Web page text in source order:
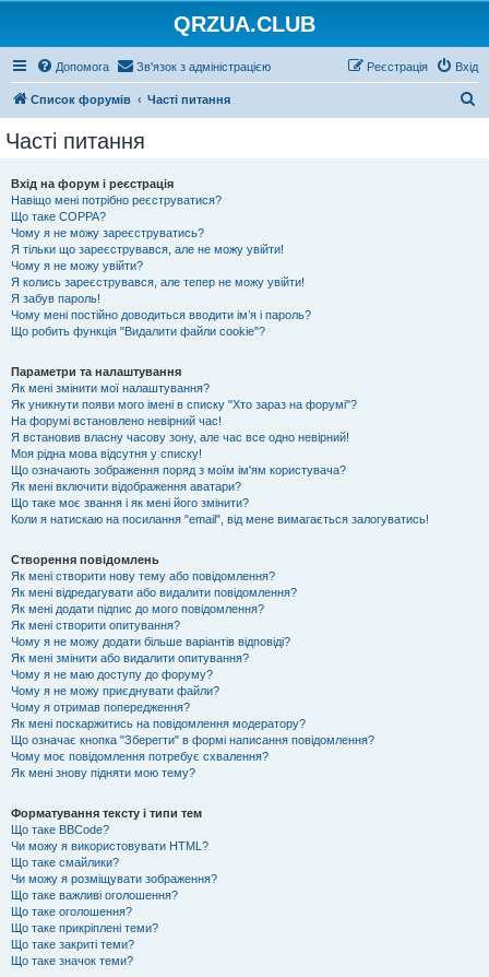
QRZUA.CLUB
Допомога Зв'язок з адміністрацією Вхід
Реєстрація
Список форумів Часті питання
Часті питання
Вхід на форум і реєстрація
Навіщо мені потрібно реєструватися?
Що таке COPPA?
Чому я не можу зареєструватись?
Я тільки що зареєструвався, але не можу увійти!
Чому я не можу увійти?
Я колись зареєструвався, але тепер не можу увійти!
Я забув пароль!
Чому мені постійно доводиться вводити ім’я і пароль?
Що робить функція "Видалити файли cookie"?
Параметри та налаштування
Як мені змінити мої налаштування?
Як уникнути появи мого імені в списку "Хто зараз на форумі"?
На форумі встановлено невірний час!
Я встановив власну часову зону, але час все одно невірний!
Моя рідна мова відсутня у списку!
Що означають зображення поряд з моїм ім'ям користувача?
Як мені включити відображення аватари?
Що таке моє звання і як мені його змінити?
Коли я натискаю на посилання "email", від мене вимагається залогуватись!
Створення повідомлень
Як мені створити нову тему або повідомлення?
Як мені відредагувати або видалити повідомлення?
Як мені додати підпис до мого повідомлення?
Як мені створити опитування?
Чому я не можу додати більше варіантів відповіді?
Як мені змінити або видалити опитування?
Чому я не маю доступу до форуму?
Чому я не можу приєднувати файли?
Чому я отримав попередження?
Як мені поскаржитись на повідомлення модератору?
Що означає кнопка "Зберегти" в формі написання повідомлення?
Чому моє повідомлення потребує схвалення?
Як мені знову підняти мою тему?
Форматування тексту і типи тем
Що таке BBCode?
Чи можу я використовувати HTML?
Що таке смайлики?
Чи можу я розміщувати зображення?
Що таке важливі оголошення?
Що таке оголошення?
Що таке прикріплені теми?
Що таке закриті теми?
Що таке значок теми?